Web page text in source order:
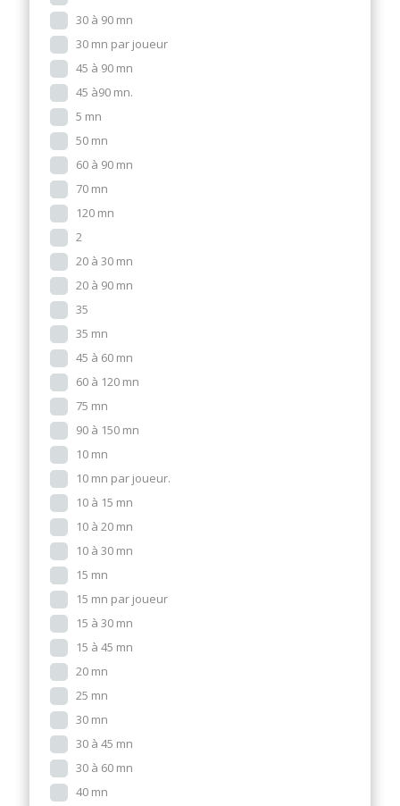
30 à 90 mn
30 mn par joueur
45 à 90 mn
45 à90 mn.
5 mn
50 mn
60 à 90 mn
70 mn
120 mn
2
20 à 30 mn
20 à 90 mn
35
35 mn
45 à 60 mn
60 à 120 mn
75 mn
90 à 150 mn
10 mn
10 mn par joueur.
10 à 15 mn
10 à 20 mn
10 à 30 mn
15 mn
15 mn par joueur
15 à 30 mn
15 à 45 mn
20 mn
25 mn
30 mn
30 à 45 mn
30 à 60 mn
40 mn